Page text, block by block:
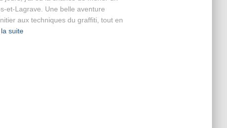
et-Lagrave. Une belle aventure
aux techniques du graffiti, tout en
suite